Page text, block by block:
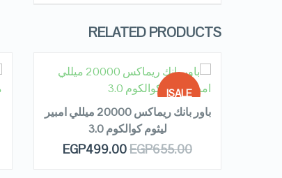
RELATED PRODUCTS
SALE!
OUT OF
STOCK
QUICK LOOK
READ MORE
باور بانك ريماكس 20000 ميللي امبير
ليثوم كوالكوم 3.0
EGP655.00
EGP499.00